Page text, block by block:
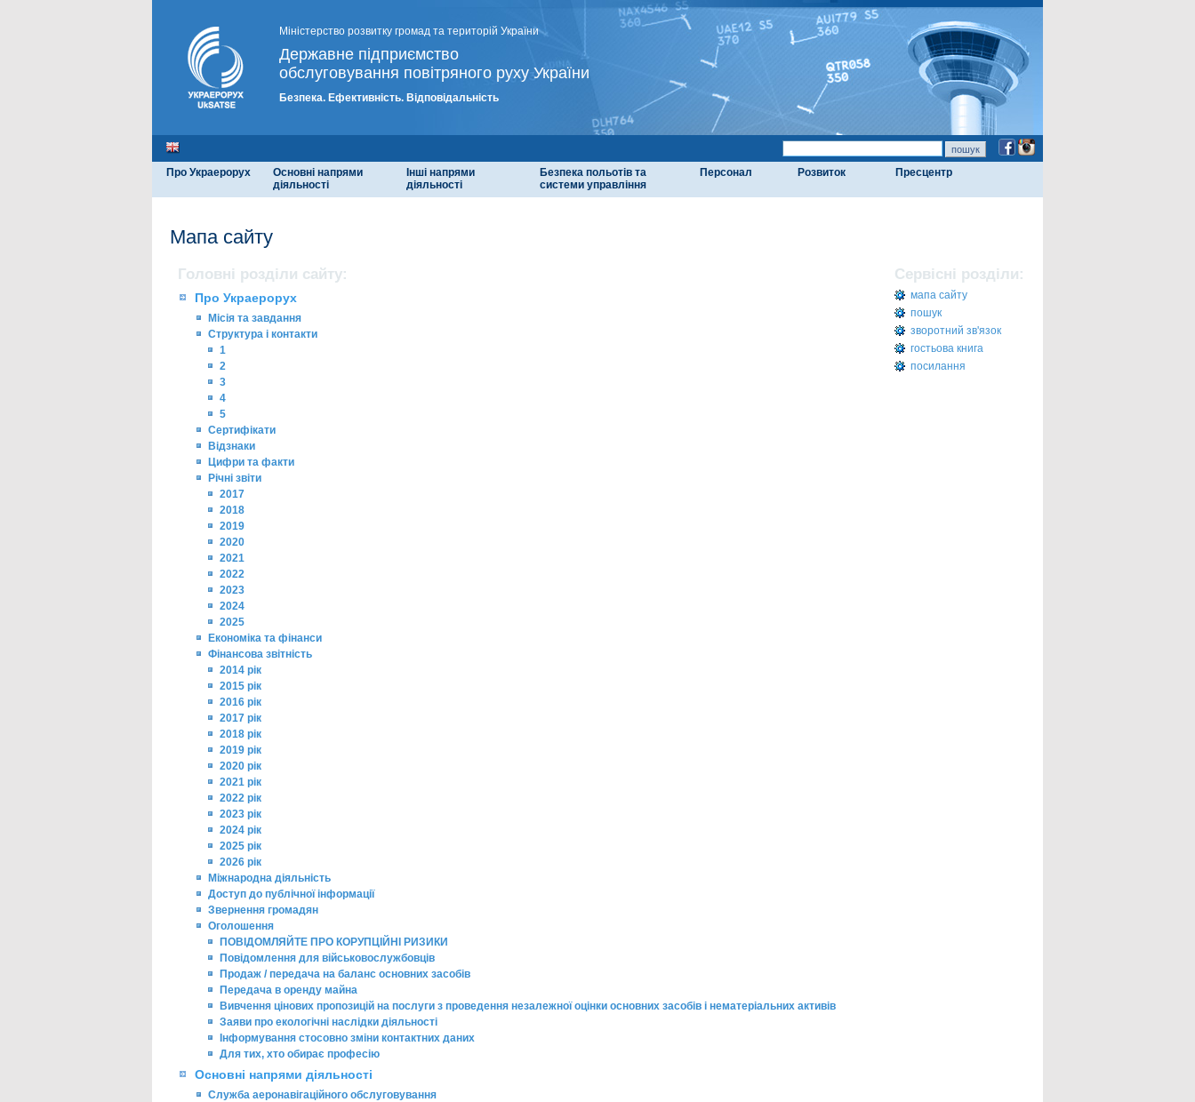
Міністерство розвитку громад та територій України
Державне підприємство
обслуговування повітряного руху України
Безпека. Ефективність. Відповідальність
Про Украерорух
Основні напрями
діяльності
Інші напрями
діяльності
Безпека польотів та
системи управління
Персонал Розвиток Пресцентр
Мапа сайту
Головні розділи сайту:
Про Украерорух
Місія та завдання
Структура і контакти
1
2
3
4
5
Сертифікати
Відзнаки
Цифри та факти
Річні звіти
2017
2018
2019
2020
2021
2022
2023
2024
2025
Економіка та фінанси
Фінансова звітність
2014 рік
2015 рік
2016 рік
2017 рік
2018 рік
2019 рік
2020 рік
2021 рік
2022 рік
2023 рік
2024 рік
2025 рік
2026 рік
Міжнародна діяльність
Доступ до публічної інформації
Звернення громадян
Оголошення
ПОВІДОМЛЯЙТЕ ПРО КОРУПЦІЙНІ РИЗИКИ
Повідомлення для військовослужбовців
Продаж / передача на баланс основних засобів
Передача в оренду майна
Вивчення цінових пропозицій на послуги з проведення незалежної оцінки основних засобів і нематеріальних активів
Заяви про екологічні наслідки діяльності
Інформування стосовно зміни контактних даних
Для тих, хто обирає професію
Основні напрями діяльності
Служба аеронавігаційного обслуговування
Сервісні розділи:
мапа сайту
пошук
зворотний зв'язок
гостьова книга
посилання